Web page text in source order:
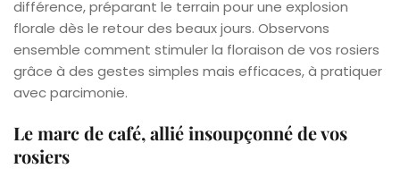
différence, préparant le terrain pour une explosion
florale dès le retour des beaux jours. Observons
ensemble comment stimuler la floraison de vos rosiers
grâce à des gestes simples mais efficaces, à pratiquer
avec parcimonie.
Le marc de café, allié insoupçonné de vos
rosiers